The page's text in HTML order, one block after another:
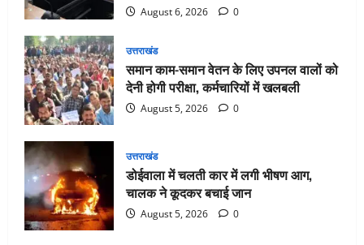
August 6, 2026 0
उत्तराखंड
समान काम-समान वेतन के लिए उपनल वालों को
देनी होगी परीक्षा, कर्मचारियों में खलबली
August 5, 2026 0
उत्तराखंड
डोईवाला में चलती कार में लगी भीषण आग,
चालक ने कूदकर बचाई जान
August 5, 2026 0